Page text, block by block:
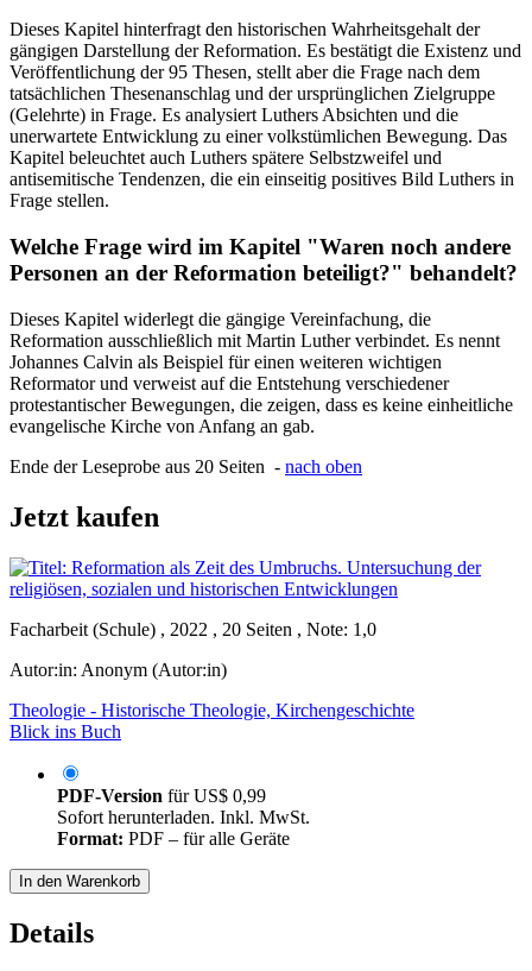
Dieses Kapitel hinterfragt den historischen Wahrheitsgehalt der
gängigen Darstellung der Reformation. Es bestätigt die Existenz und
Veröffentlichung der 95 Thesen, stellt aber die Frage nach dem
tatsächlichen Thesenanschlag und der ursprünglichen Zielgruppe
(Gelehrte) in Frage. Es analysiert Luthers Absichten und die
unerwartete Entwicklung zu einer volkstümlichen Bewegung. Das
Kapitel beleuchtet auch Luthers spätere Selbstzweifel und
antisemitische Tendenzen, die ein einseitig positives Bild Luthers in
Frage stellen.
Welche Frage wird im Kapitel "Waren noch andere
Personen an der Reformation beteiligt?" behandelt?
Dieses Kapitel widerlegt die gängige Vereinfachung, die
Reformation ausschließlich mit Martin Luther verbindet. Es nennt
Johannes Calvin als Beispiel für einen weiteren wichtigen
Reformator und verweist auf die Entstehung verschiedener
protestantischer Bewegungen, die zeigen, dass es keine einheitliche
evangelische Kirche von Anfang an gab.
Ende der Leseprobe aus 20 Seiten - nach oben
Jetzt kaufen
Facharbeit (Schule) , 2022 , 20 Seiten , Note: 1,0
Autor:in: Anonym (Autor:in)
Theologie - Historische Theologie, Kirchengeschichte
Blick ins Buch
PDF-Version fürUS$ 0,99
Sofort herunterladen. Inkl. MwSt.
Format: PDF – für alle Geräte
In den Warenkorb
Details